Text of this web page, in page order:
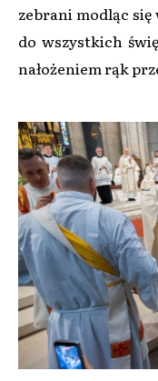
zebrani modląc
do wszystkich
nałożeniem rąk